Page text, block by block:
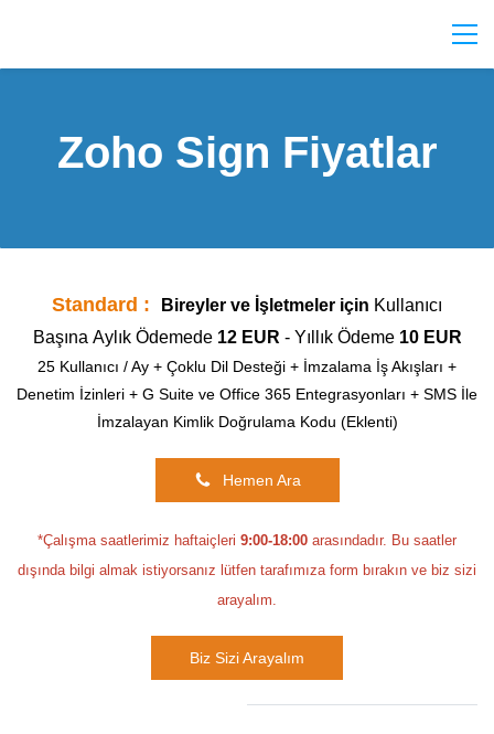
Zoho Sign Fiyatlar
Standard : Bireyler ve İşletmeler için Kullanıcı
Başına Aylık Ödemede 12 EUR - Yıllık Ödeme 10 EUR
25 Kullanıcı / Ay + Çoklu Dil Desteği + İmzalama İş Akışları +
Denetim İzinleri + G Suite ve Office 365 Entegrasyonları + SMS İle
İmzalayan Kimlik Doğrulama Kodu (Eklenti)
Hemen Ara
*Çalışma saatlerimiz haftaiçleri 9:00-18:00 arasındadır. Bu saatler
dışında bilgi almak istiyorsanız lütfen tarafımıza form bırakın ve biz sizi
arayalım.
Biz Sizi Arayalım